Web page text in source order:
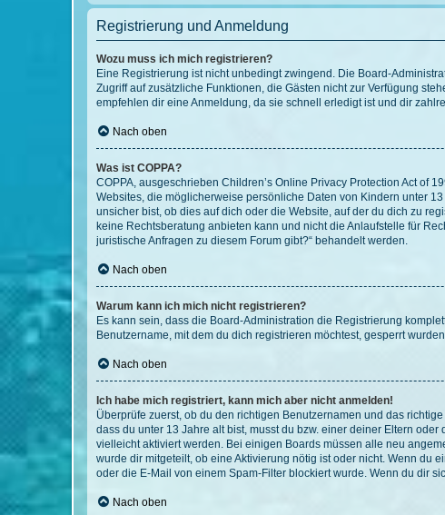
Registrierung und Anmeldung
Wozu muss ich mich registrieren?
Eine Registrierung ist nicht unbedingt zwingend. Die Board-
Zugriff auf zusätzliche Funktionen, die Gästen nicht zur Verfügung
empfehlen dir eine Anmeldung, da sie schnell erledigt ist und dir
Nach oben
Was ist COPPA?
COPPA, ausgeschrieben Children’s Online Privacy Protection Act of
Websites, die möglicherweise persönliche Daten von Kindern unter
unsicher bist, ob dies auf dich oder die Website, auf der du dich zu
keine Rechtsberatung anbieten kann und nicht die Anlaufstelle für
juristische Anfragen zu diesem Forum gibt?“ behandelt werden.
Nach oben
Warum kann ich mich nicht registrieren?
Es kann sein, dass die Board-Administration die Registrierung
Benutzername, mit dem du dich registrieren möchtest, gesperrt
Nach oben
Ich habe mich registriert, kann mich aber nicht anmelden!
Überprüfe zuerst, ob du den richtigen Benutzernamen und das
dass du unter 13 Jahre alt bist, musst du bzw. einer deiner Eltern
vielleicht aktiviert werden. Bei einigen Boards müssen alle neu
wurde dir mitgeteilt, ob eine Aktivierung nötig ist oder nicht. Wenn du
oder die E-Mail von einem Spam-Filter blockiert wurde. Wenn du dir
Nach oben